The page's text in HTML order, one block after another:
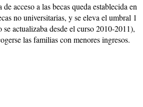
acceso a las becas queda establecida en
no universitarias, y se eleva el umbral 1
se actualizaba desde el curso 2010-2011),
las familias con menores ingresos.